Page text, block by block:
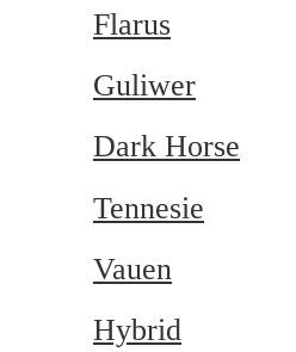
Flarus
Guliwer
Dark Horse
Tennesie
Vauen
Hybrid